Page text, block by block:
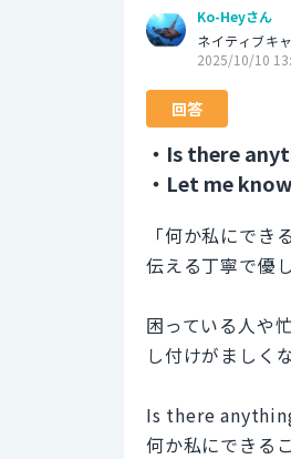
Ko-Heyさん
ネイティブキ
2025/10/10
回答
・Is there
・Let me
「何か私にで
伝える丁寧で優
困っている人や
し付けがましく
Is there
何か私にできる